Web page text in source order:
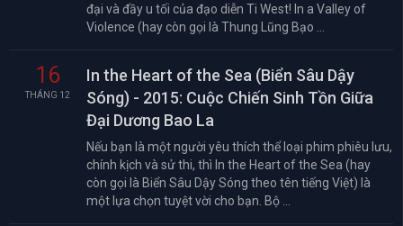
đại và đầy u tối của đạo diễn Ti West! In a Valley of
Violence (hay còn gọi là Thung Lũng Bạo ...
16
THÁNG 12
In the Heart of the Sea (Biển Sâu Dậy
Sóng) - 2015: Cuộc Chiến Sinh Tồn Giữa
Đại Dương Bao La
Nếu bạn là một người yêu thích thể loại phim phiêu lưu,
chính kịch và sử thi, thì In the Heart of the Sea (hay
còn gọi là Biển Sâu Dậy Sóng theo tên tiếng Việt) là
một lựa chọn tuyệt vời cho bạn. Bộ ...